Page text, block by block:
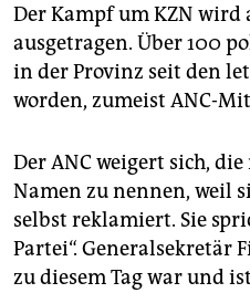
Der Kampf um KZN wird
ausgetragen. Über 100
in der Provinz seit den
worden, zumeist ANC-
Der ANC weigert sich,
Namen zu nennen, weil
selbst reklamiert. Sie
Partei“. Generalsekretär
zu diesem Tag war und